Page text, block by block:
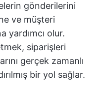
gönderilerini
ve müşteri
yardımcı olur.
siparişleri
gerçek zamanlı
bir yol sağlar.